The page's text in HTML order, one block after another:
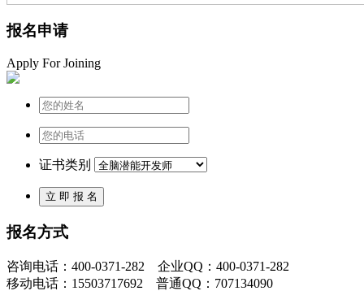
报名申请
Apply For Joining
证书类别
报名方式
咨询电话：400-0371-282 企业QQ：400-0371-282
移动电话：15503717692 普通QQ：707134090